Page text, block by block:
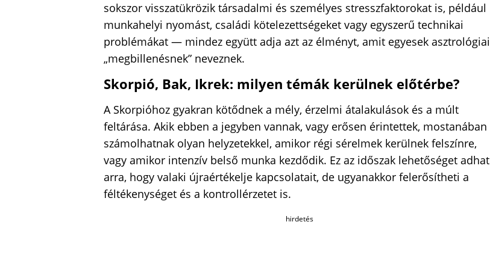
sokszor visszatükrözik társadalmi és személyes stresszfaktorokat is, például
munkahelyi nyomást, családi kötelezettségeket vagy egyszerű technikai
problémákat — mindez együtt adja azt az élményt, amit egyesek asztrológiai
„megbillenésnek” neveznek.
Skorpió, Bak, Ikrek: milyen témák kerülnek előtérbe?
A Skorpióhoz gyakran kötődnek a mély, érzelmi átalakulások és a múlt
feltárása. Akik ebben a jegyben vannak, vagy erősen érintettek, mostanában
számolhatnak olyan helyzetekkel, amikor régi sérelmek kerülnek felszínre,
vagy amikor intenzív belső munka kezdődik. Ez az időszak lehetőséget adhat
arra, hogy valaki újraértékelje kapcsolatait, de ugyanakkor felerősítheti a
féltékenységet és a kontrollérzetet is.
hirdetés